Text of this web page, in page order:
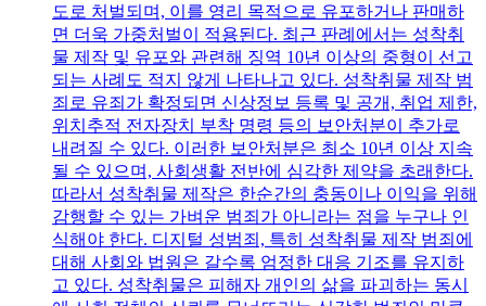
도로 처벌되며, 이를 영리 목적으로 유포하거나 판매하
면 더욱 가중처벌이 적용된다. 최근 판례에서는 성착취
물 제작 및 유포와 관련해 징역 10년 이상의 중형이 선고
되는 사례도 적지 않게 나타나고 있다. 성착취물 제작 범
죄로 유죄가 확정되면 신상정보 등록 및 공개, 취업 제한,
위치추적 전자장치 부착 명령 등의 보안처분이 추가로
내려질 수 있다. 이러한 보안처분은 최소 10년 이상 지속
될 수 있으며, 사회생활 전반에 심각한 제약을 초래한다.
따라서 성착취물 제작은 한순간의 충동이나 이익을 위해
감행할 수 있는 가벼운 범죄가 아니라는 점을 누구나 인
식해야 한다. 디지털 성범죄, 특히 성착취물 제작 범죄에
대해 사회와 법원은 갈수록 엄정한 대응 기조를 유지하
고 있다. 성착취물은 피해자 개인의 삶을 파괴하는 동시